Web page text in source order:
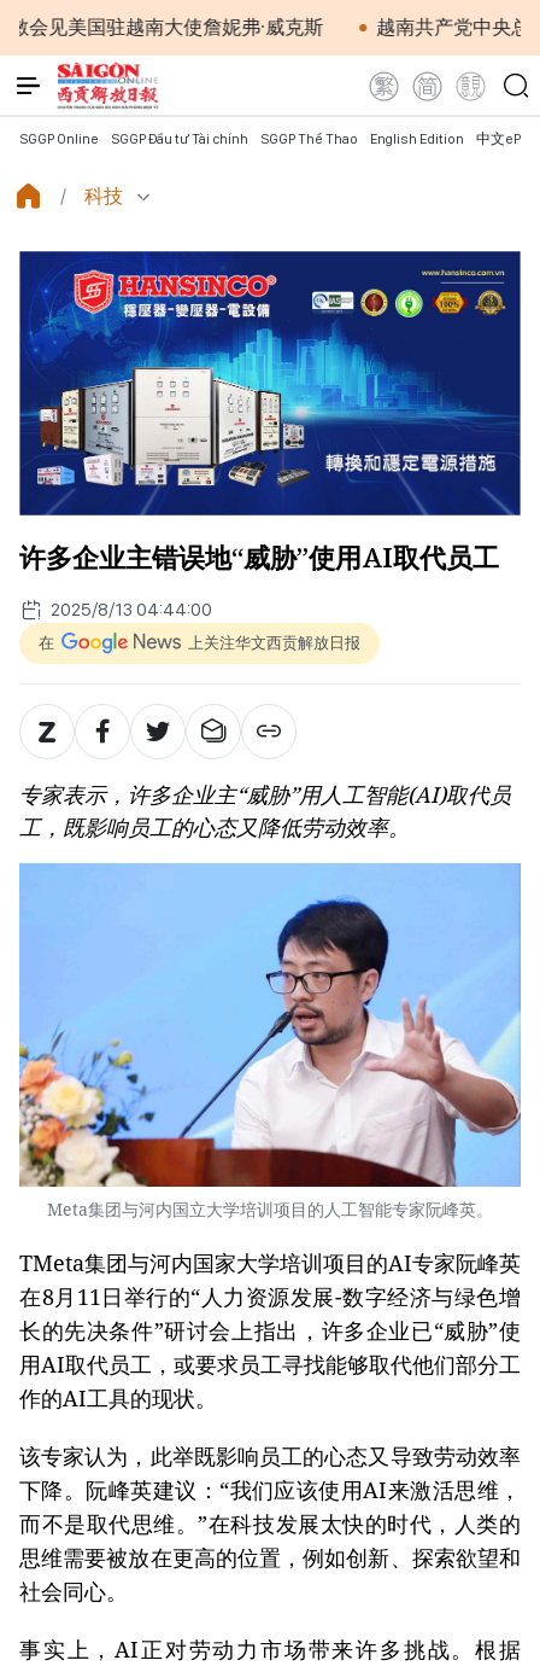
国驻越南大使詹妮弗·威克斯 越南共产党中央总书记、
SGGP Online SGGP Đầu tư Tài chính SGGP Thể Thao English Edition 中文
科技
许多企业主错误地“威胁”使用AI取代员工
2025/8/13 04:44:00
在 上关注华文西贡解放日报
专家表示，许多企业主“威胁”用人工智能(AI)取代员
工，既影响员工的心态又降低劳动效率。
Meta集团与河内国立大学培训项目的人工智能专家阮峰英。
TMeta集团与河内国家大学培训项目的AI专家阮峰英
在8月11日举行的“人力资源发展-数字经济与绿色增
长的先决条件”研讨会上指出，许多企业已“威胁”使
用AI取代员工，或要求员工寻找能够取代他们部分工
作的AI工具的现状。
该专家认为，此举既影响员工的心态又导致劳动效率
下降。阮峰英建议：“我们应该使用AI来激活思维，
而不是取代思维。”在科技发展太快的时代，人类的
思维需要被放在更高的位置，例如创新、探索欲望和
社会同心。
事实上，AI正对劳动力市场带来许多挑战。根据